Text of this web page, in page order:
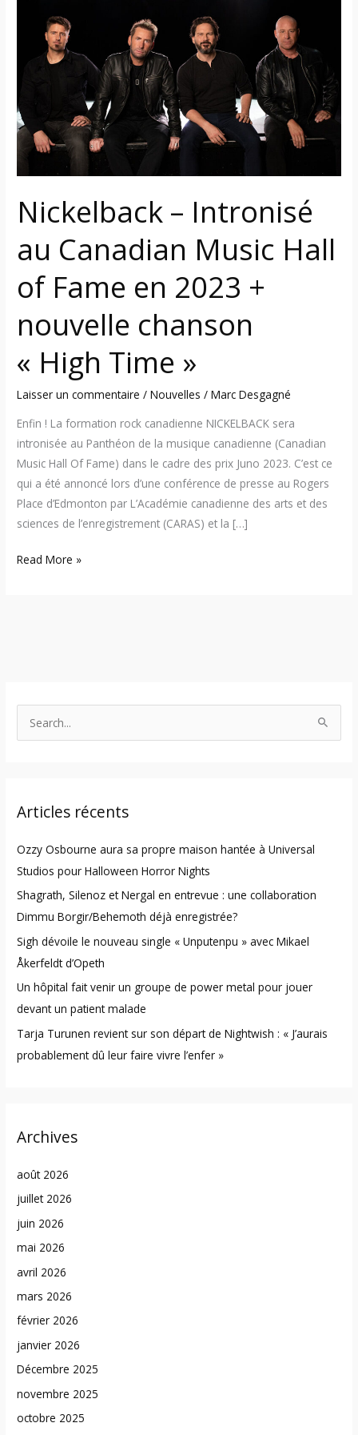
Nickelback – Intronisé
au Canadian Music Hall
of Fame en 2023 +
nouvelle chanson
« High Time »
Laisser un commentaire /Nouvelles /Marc Desgagné
Enfin ! La formation rock canadienne NICKELBACK sera
intronisée au Panthéon de la musique canadienne (Canadian
Music Hall Of Fame) dans le cadre des prix Juno 2023. C’est ce
qui a été annoncé lors d’une conférence de presse au Rogers
Place d’Edmonton par L’Académie canadienne des arts et des
sciences de l’enregistrement (CARAS) et la […]
Intronisé
Hall
of
en
2023
+
chanson
« High
Time »
Read More »
c
f
o
r
:
Articles récents
Ozzy Osbourne aura sa propre maison hantée à Universal
Studios pour Halloween Horror Nights
Shagrath, Silenoz et Nergal en entrevue : une collaboration
Dimmu Borgir/Behemoth déjà enregistrée?
Sigh dévoile le nouveau single « Unputenpu » avec Mikael
Åkerfeldt d’Opeth
Un hôpital fait venir un groupe de power metal pour jouer
devant un patient malade
Tarja Turunen revient sur son départ de Nightwish : « J’aurais
probablement dû leur faire vivre l’enfer »
Archives
août 2026
juillet 2026
juin 2026
mai 2026
avril 2026
mars 2026
février 2026
janvier 2026
Décembre 2025
novembre 2025
octobre 2025